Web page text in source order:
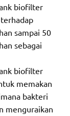
biofilter
sampai 50
sebagai
biofilter
memakan
bakteri
menguraikan